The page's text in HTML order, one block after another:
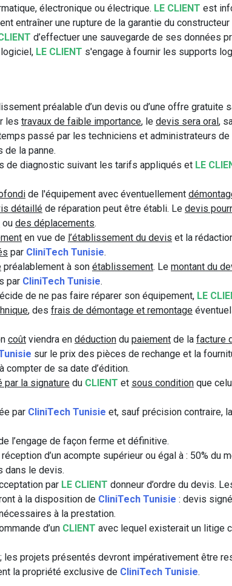
électronique ou électrique. LE CLIENT est
entraîner une rupture de la garantie du
d’effectuer une sauvegarde de ses données
LE CLIENT s'engage à fournir les supports
préalable d’un devis ou d’une offre gratuite
les travaux de faible importance, le devis sera oral,
passé par les techniciens et administrateurs de
la panne.
de diagnostic suivant les tarifs appliqués et LE
de l'équipement avec éventuellement
détaillé de réparation peut être établi. Le devis
ou des déplacements.
en vue de l’établissement du devis et la
par CliniTech Tunisie.
préalablement à son établissement. Le montant du
par CliniTech Tunisie.
de ne pas faire réparer son équipement, LE
, des frais de démontage et remontage
coût viendra en déduction du paiement de la facture
sur le prix des pièces de rechange et la
de sa date d’édition.
par la signature du CLIENT et sous condition que
par CliniTech Tunisie et, sauf précision contraire,
l’engage de façon ferme et définitive.
d’un acompte supérieur ou égal à : 50% du
dans le devis.
par LE CLIENT donneur d’ordre du devis.
à la disposition de CliniTech Tunisie : devis
à la prestation.
d’un CLIENT avec lequel existerait un litige
les projets présentés devront impérativement être
la propriété exclusive de CliniTech Tunisie.